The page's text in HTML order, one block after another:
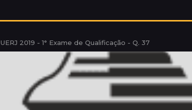
UERJ 2019 - 1° Exame de Qualificação - Q. 37